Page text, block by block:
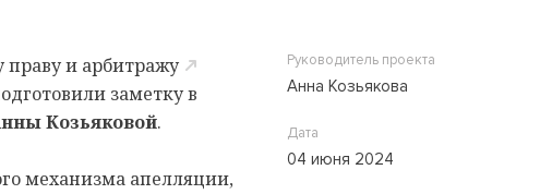
и арбитражу
заметку в
Козьяковой.
механизма апелляции,
Руководитель проекта
Анна Козьякова
Дата
04 июня 2024